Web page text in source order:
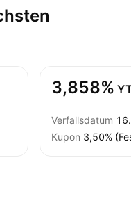
3,858%
Verfallsdatum
Kupon 3,50%